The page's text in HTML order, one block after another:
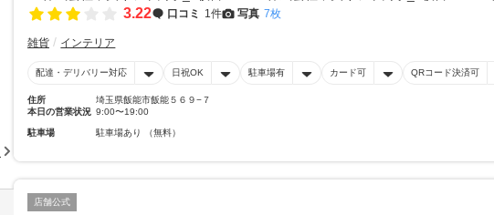
3.22 口コミ 1件 写真 7枚
雑貨 インテリア
配達・デリバリー対応 日祝OK 駐車場有 カード可 QRコード決済可
住所
埼玉県飯能市飯能５６９−７
本日の営業状況 9:00〜19:00
駐車場 駐車場あり （無料）
店舗公式